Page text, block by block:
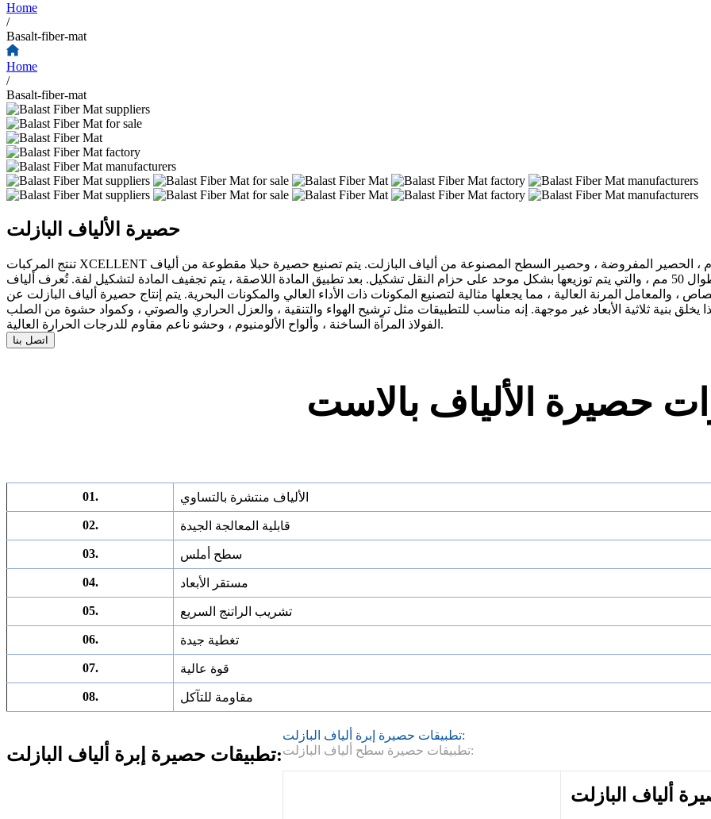
Home
/
Basalt-fiber-mat
Home
/
Basalt-fiber-mat
حصيرة الألياف البازلت
تنتج المركبات XCELLENT مجموعة من الحصير الألياف البازلت ، بما في ذلك الحصير المفروم ، الحصير المفروضة ، وحصير السطح المصنوعة من ألياف البازلت. يتم تصنيع حصيرة حبلا مقطوعة من ألياف
البازلت عن طريق قطع خيوط ألياف البازلت المستمرة إلى أطوال 50 مم ، والتي يتم توزيعها بشكل موحد على حزام النقل تشكيل. بعد تطبيق المادة اللاصقة ، يتم تجفيف المادة لتشكيل لفة. تُعرف ألياف
، والمعامل المرنة العالية ، مما يجعلها مثالية لتصنيع المكونات ذات الأداء العالي والمكونات البحرية. يتم إنتاج حصيرة ألياف البازلت عن
بنية ثلاثية الأبعاد غير موجهة. إنه مناسب للتطبيقات مثل ترشيح الهواء والتنقية ، والعزل الحراري والصوتي ، وكمواد حشوة من الصلب
الفولاذ المرآة الساخنة ، وألواح الألومنيوم ، وحشو ناعم مقاوم للدرجات الحرارة العالية.
اتصل بنا
حصيرة الألياف بالاست
01. الألياف منتشرة بالتساوي
02. قابلية المعالجة الجيدة
03. سطح أملس
04. مستقر الأبعاد
05. تشريب الراتنج السريع
06. تغطية جيدة
07. قوة عالية
08. مقاومة للتآكل
تطبيقات حصيرة إبرة ألياف البازلت:
تطبيقات حصيرة إبرة ألياف البازلت:
تطبيقات حصيرة سطح ألياف البازلت: